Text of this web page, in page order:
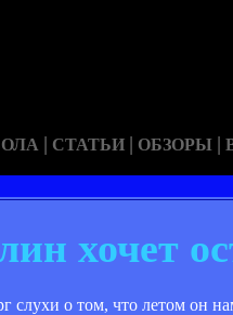
| СТАТЬИ | ОБЗОРЫ |
хочет
слухи о том, что летом он